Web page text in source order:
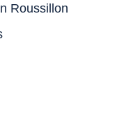
Roussillon